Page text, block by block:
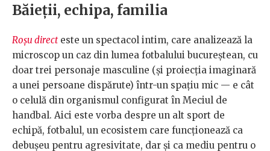
Băieții, echipa, familia
Roșu directeste un spectacol intim, care analizează la
microscop un caz din lumea fotbalului bucureștean, cu
doar trei personaje masculine (și proiecția imaginară
a unei persoane dispărute) într-un spațiu mic — e cât
o celulă din organismul configurat în Meciul de
handbal. Aici este vorba despre un alt sport de
echipă, fotbalul, un ecosistem care funcționează ca
debușeu pentru agresivitate, dar și ca mediu pentru o